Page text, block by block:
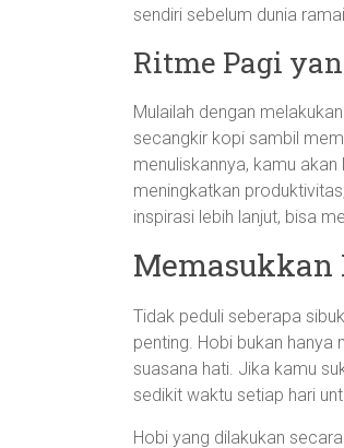
sendiri sebelum dunia
Ritme Pagi
Mulailah dengan
secangkir kopi sambil
menuliskannya, kamu
meningkatkan
inspirasi lebih lanjut, bisa
Memasukkan
Tidak peduli seberapa
penting. Hobi bukan
suasana hati. Jika kamu
sedikit waktu setiap hari
Hobi yang dilakukan